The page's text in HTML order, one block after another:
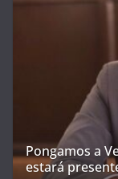
Pongamos a
estará